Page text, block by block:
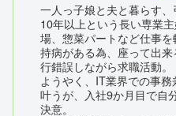
一人っ子娘と夫と暮らす、
10年以上という長い専業
場、惣菜パートなど仕事を
持病がある為、座って出
行錯誤しながら求職活動。
ようやく、IT業界での事
叶うが、入社9か月目で自
決意。